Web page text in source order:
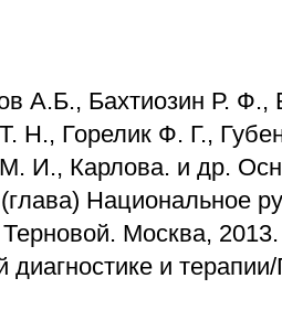
А.Б., Бахтиозин Р.
Н., Горелик Ф. Г.,
И., Карлова. и др.
Национальное
Москва,
диагностике и